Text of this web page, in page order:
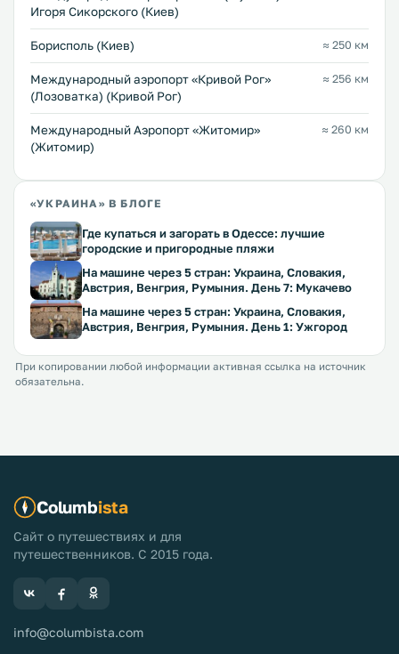
Игоря Сикорского (Киев)
Борисполь (Киев) ≈ 250 км
Международный аэропорт «Кривой Рог»
(Лозоватка) (Кривой Рог)
≈ 256 км
Международный Аэропорт «Житомир»
(Житомир)
≈ 260 км
«УКРАИНА» В БЛОГЕ
Где купаться и загорать в Одессе: лучшие
городские и пригородные пляжи
На машине через 5 стран: Украина, Словакия,
Австрия, Венгрия, Румыния. День 7: Мукачево
На машине через 5 стран: Украина, Словакия,
Австрия, Венгрия, Румыния. День 1: Ужгород
При копировании любой информации активная ссылка на источник
обязательна.
Columbista
Сайт о путешествиях и для
путешественников. С 2015 года.
info@columbista.com